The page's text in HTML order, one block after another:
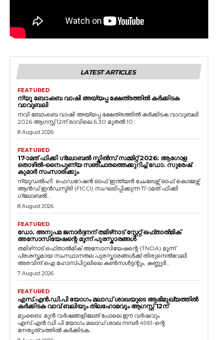
LATEST ARTICLES
FEATURED
ന്യൂ ബോംബെ വാഷി അയ്യപ്പ ക്ഷേത്രത്തിൽ കർക്കിടക
വാവുബലി
നവി ബോംബെ വാഷി അയ്യപ്പ ക്ഷേത്രത്തിൽ കർക്കിടക വാവുബലി
2026 ആഗസ്റ്റ് 12ന് രാവിലെ 6.30 മുതൽ 10...
8 August 2026
FEATURED
17-ാമത് ഫിക്കി ഗ്ലോബൽ സ്കിൽസ് സമ്മിറ്റ് 2026: ആഗോള
തൊഴിൽ-നൈപുണ്യ സഞ്ചാരത്തെക്കുറിച്ച് ഡോ. സുരേഷ്
കുമാർ സംസാരിക്കും
ന്യൂഡൽഹി: ഫെഡറേഷൻ ഓഫ് ഇന്ത്യൻ ചേംബേഴ്സ് ഓഫ് കൊമേഴ്സ്
ആൻഡ് ഇൻഡസ്ട്രി (FICCI) സംഘടിപ്പിക്കുന്ന 17-ാമത് ഫിക്കി
ഗ്ലോബൽ...
8 August 2026
FEATURED
ഡോ. അനുപമ ജനാർദ്ദനന് തമിഴ്‌നാട് സ്റ്റേറ്റ് ഒഫ്താൽമിക്
അസോസിയേഷന്റെ മൂന്ന് പുരസ്കാരങ്ങൾ
തമിഴ്‌നാട് ഒഫ്താൽമിക് അസോസിയേഷന്റെ (TNOA) മൂന്ന്
പ്രശസ്തമായ സംസ്ഥാനതല പുരസ്കാരങ്ങൾക്ക് തിരുനെൽവേലി
അരവിന്ദ് ഐ ഹോസ്പിറ്റലിലെ കൺസൾട്ടന്റും, കണ്ണൂർ...
7 August 2026
FEATURED
എസ്.എൻ.ഡി.പി യോഗം മലാഡ് ശാഖയുടെ ആഭിമുഖ്യത്തിൽ
കർക്കിടക വാവ് ബലിയും തിലഹോമവും ആഗസ്റ്റ് 12ന്
മുംബൈ: മുൻ വർഷങ്ങളിലേത് പോലെ ഈ വർഷവും
എസ്.എൻ.ഡി.പി യോഗം മലാഡ് ശാഖ നമ്പർ 4961-ന്റെ
നേതൃത്വത്തിൽ കർക്കിടക...